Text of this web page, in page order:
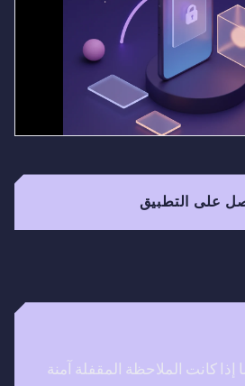
على التطبيق
إذا كانت الملاحظة المقفلة آمنة